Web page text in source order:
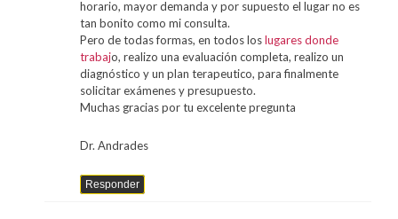
horario, mayor demanda y por supuesto el lugar no es
tan bonito como mi consulta.
Pero de todas formas, en todos loslugares donde
trabajo, realizo una evaluación completa, realizo un
diagnóstico y un plan terapeutico, para finalmente
solicitar exámenes y presupuesto.
Muchas gracias por tu excelente pregunta
Dr. Andrades
Responder